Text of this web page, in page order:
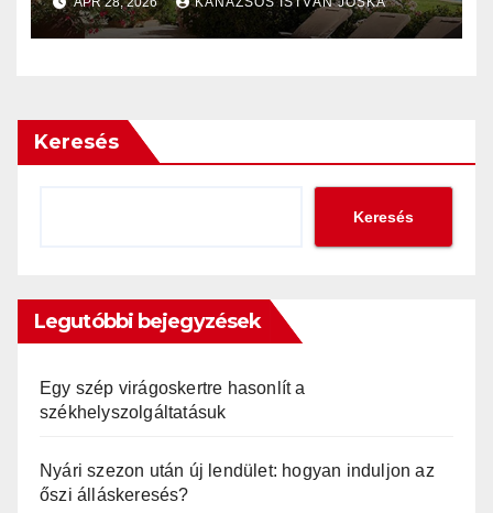
napellenző helyett?
Keresés
Keresés
Legutóbbi bejegyzések
Egy szép virágoskertre hasonlít a
székhelyszolgáltatásuk
Nyári szezon után új lendület: hogyan induljon az
őszi álláskeresés?